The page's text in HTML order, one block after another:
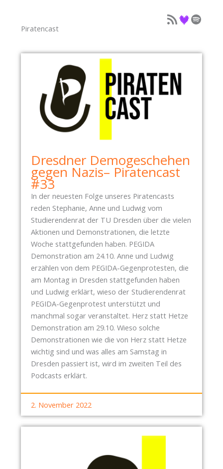
Piratencast
Podcast als Feed Podcast auf Deezer Podcast auf Spotify
Dresdner Demogeschehen
gegen Nazis– Piratencast
#33
In der neuesten Folge unseres Piratencasts
reden Stephanie, Anne und Ludwig vom
Studierendenrat der TU Dresden über die vielen
Aktionen und Demonstrationen, die letzte
Woche stattgefunden haben. PEGIDA
Demonstration am 24.10. Anne und Ludwig
erzählen von dem PEGIDA-Gegenprotesten, die
am Montag in Dresden stattgefunden haben
und Ludwig erklärt, wieso der Studierendenrat
PEGIDA-Gegenprotest unterstützt und
manchmal sogar veranstaltet. Herz statt Hetze
Demonstration am 29.10. Wieso solche
Demonstrationen wie die von Herz statt Hetze
wichtig sind und was alles am Samstag in
Dresden passiert ist, wird im zweiten Teil des
Podcasts erklärt.
2. November 2022